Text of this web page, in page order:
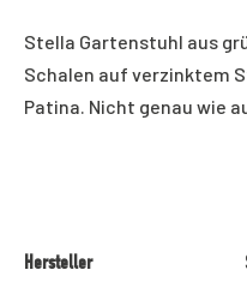
Stella Gartenstuhl aus
Schalen auf verzinktem
Patina. Nicht genau wie
Hersteller